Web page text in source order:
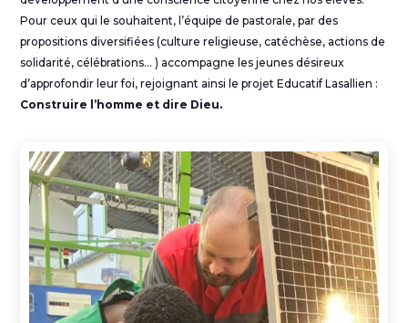
Pour ceux qui le souhaitent, l’équipe de pastorale, par des
propositions diversifiées (culture religieuse, catéchèse, actions de
solidarité, célébrations… ) accompagne les jeunes désireux
d’approfondir leur foi, rejoignant ainsi le projet Educatif Lasallien :
Construire l’homme et dire Dieu.